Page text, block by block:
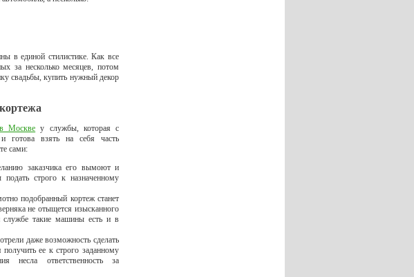
в единой стилистике. Как все
за несколько месяцев, потом
свадьбы, купить нужный декор
Москве у службы, которая с
готова взять на себя часть
сами:
заказчика его вымоют и
строго к назначенному
подобранный кортеж станет
не отыщется изысканного
службе такие машины есть и в
даже возможность сделать
ее к строго заданному
несла ответственность за